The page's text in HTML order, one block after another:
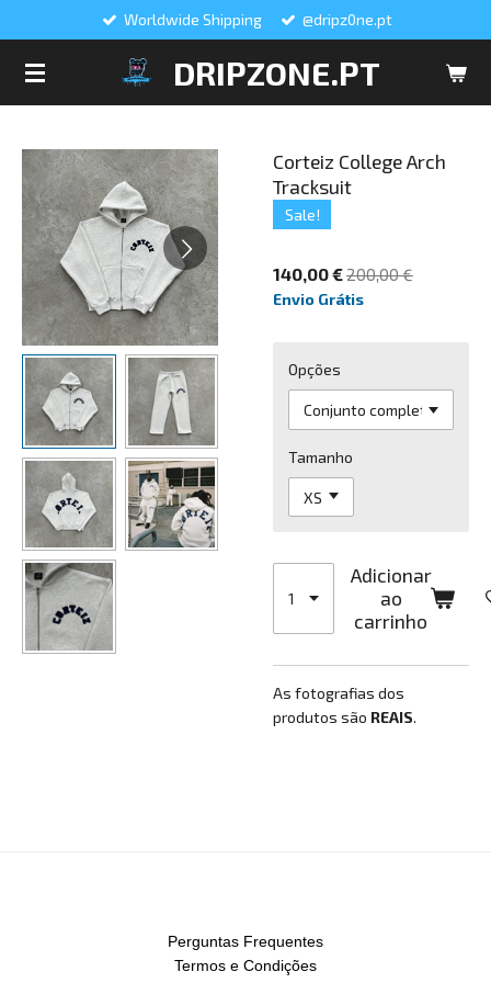
DRIPZONE.PT
Worldwide Shipping @dripz0ne.pt
Corteiz College Arch
Tracksuit
Sale!
140,00 €200,00 €
Envio Grátis
Opções
Tamanho
Adicionar
ao
carrinho
As fotografias dos
produtos são REAIS.
Perguntas Frequentes
Termos e Condições